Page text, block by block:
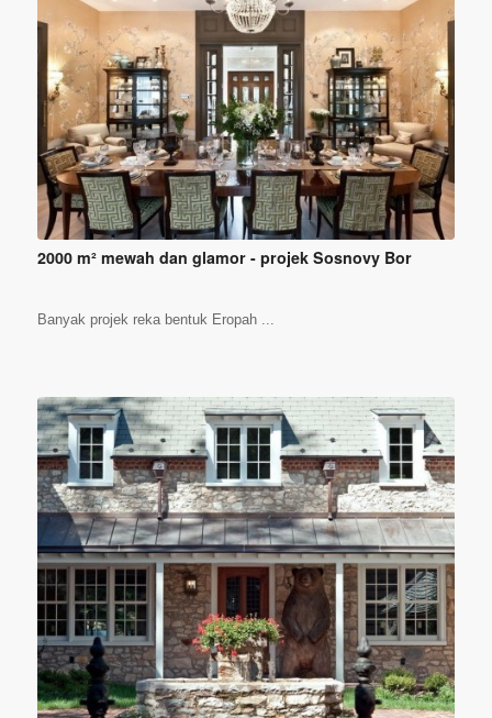
2000 m² mewah dan glamor - projek Sosnovy Bor
Banyak projek reka bentuk Eropah ...